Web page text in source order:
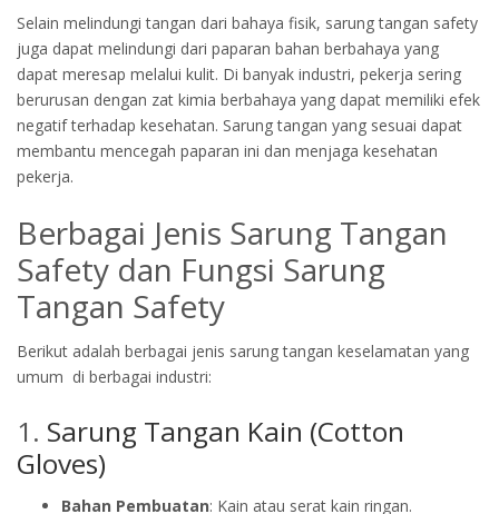
Selain melindungi tangan dari bahaya fisik, sarung tangan safety
juga dapat melindungi dari paparan bahan berbahaya yang
dapat meresap melalui kulit. Di banyak industri, pekerja sering
berurusan dengan zat kimia berbahaya yang dapat memiliki efek
negatif terhadap kesehatan. Sarung tangan yang sesuai dapat
membantu mencegah paparan ini dan menjaga kesehatan
pekerja.
Berbagai Jenis Sarung Tangan
Safety dan Fungsi Sarung
Tangan Safety
Berikut adalah berbagai jenis sarung tangan keselamatan yang
umum di berbagai industri:
1. Sarung Tangan Kain (Cotton
Gloves)
Bahan Pembuatan: Kain atau serat kain ringan.